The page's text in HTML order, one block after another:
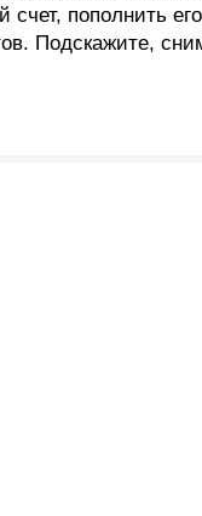
пополнить
Подскажите,